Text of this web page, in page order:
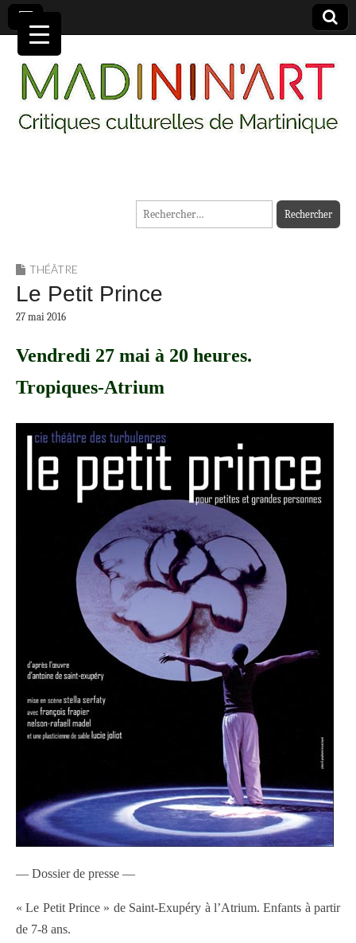
MADININ'ART
Rechercher :
THÉÂTRE
Le Petit Prince
27 mai 2016
Vendredi 27 mai à 20 heures.
Tropiques-Atrium
— Dossier de presse —
« Le Petit Prince » de Saint-Exupéry à l’Atrium. Enfants à partir
de 7-8 ans.